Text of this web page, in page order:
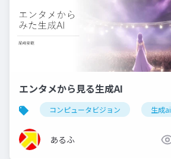
エンタメから見る生成AI
コンピュータビジョン 生成ai
あるふ